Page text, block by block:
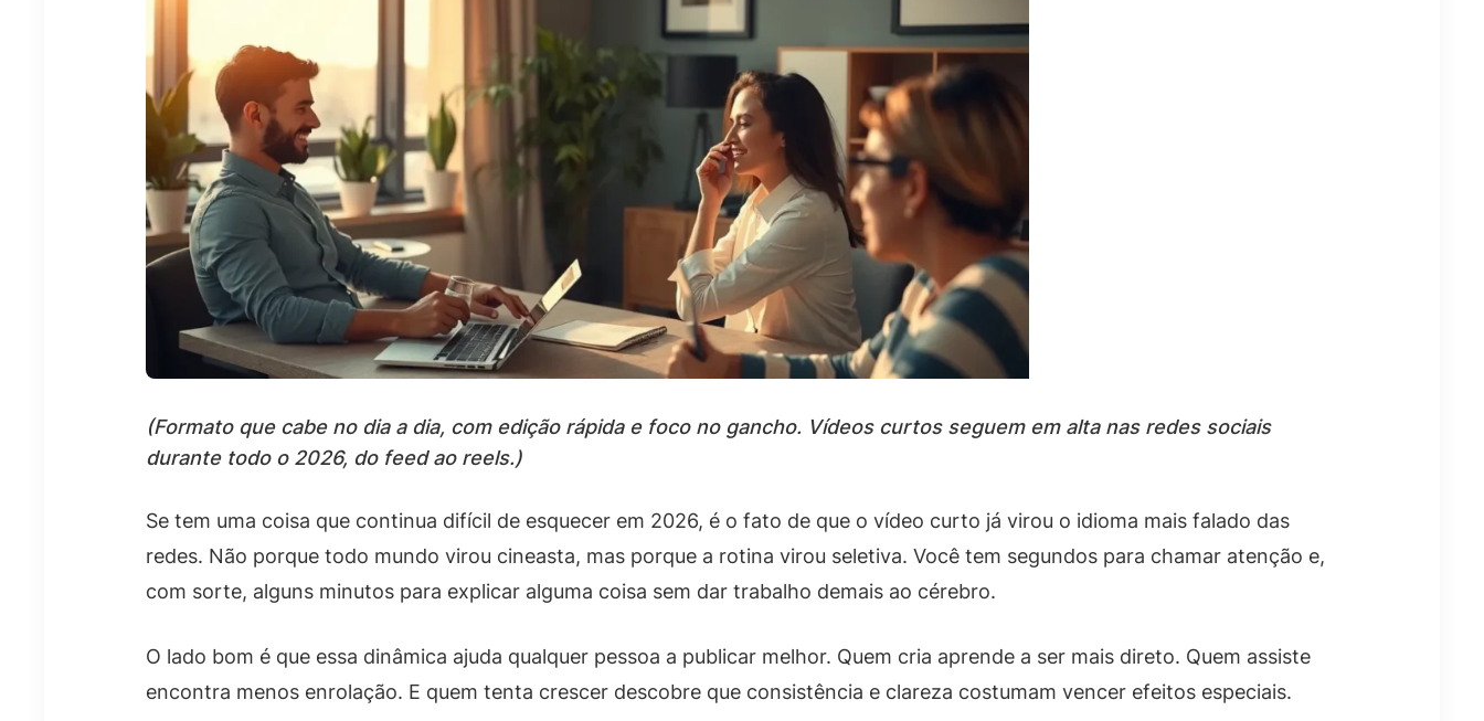
(Formato que cabe no dia a dia, com edição rápida e foco no gancho. Vídeos curtos seguem em alta nas redes sociais
durante todo o 2026, do feed ao reels.)
Se tem uma coisa que continua difícil de esquecer em 2026, é o fato de que o vídeo curto já virou o idioma mais falado das
redes. Não porque todo mundo virou cineasta, mas porque a rotina virou seletiva. Você tem segundos para chamar atenção e,
com sorte, alguns minutos para explicar alguma coisa sem dar trabalho demais ao cérebro.
O lado bom é que essa dinâmica ajuda qualquer pessoa a publicar melhor. Quem cria aprende a ser mais direto. Quem assiste
encontra menos enrolação. E quem tenta crescer descobre que consistência e clareza costumam vencer efeitos especiais.